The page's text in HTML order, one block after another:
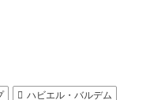
ハビエル・バルデム